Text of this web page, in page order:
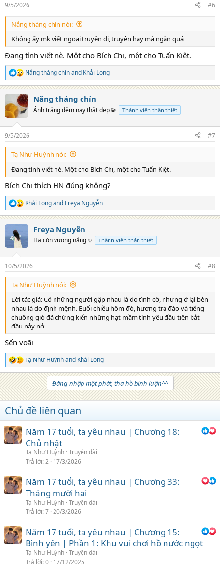
s
:
9/5/2026 #6
Nắng tháng chín nói:
Không ấy mk viết ngoại truyện đi, truyện hay mà ngắn quá
Đang tính viết nè. Một cho Bích Chi, một cho Tuấn Kiệt.
R
e
t
i
s
:
Nắng tháng chínand Khải Long
Nắng tháng chín
Ánh trăng đêm nay thật đẹp 💫 Thành viên thân thiết
9/5/2026 #7
Tạ Như Huỳnh nói:
Đang tính viết nè. Một cho Bích Chi, một cho Tuấn Kiệt.
Bích Chi thích HN đúng không?
R
e
t
s
:
Khải Longand Freya Nguyễn
Freya Nguyễn
Hạ còn vương nắng ✨ Thành viên thân thiết
10/5/2026 #8
Tạ Như Huỳnh nói:
Lời tác giả: Có những người gặp nhau là do tình cờ, nhưng ở lại bên
nhau là do định mệnh. Buổi chiều hôm đó, hương trà đào và tiếng
chuông gió đã chứng kiến những hạt mầm tình yêu đầu tiên bắt
đầu nảy nở.
Sến voãi
R
e
a
c
t
i
o
s
:
Tạ Như Huỳnhand Khải Long
Đăng nhập một phát, tha hồ bình luận^^
Chủ đề liên quan
Năm 17 tuổi, ta yêu nhau | Chương 18:
Chủ nhật
Tạ Như Huỳnh Truyện dài
Trả lời 2 17/3/2026
Năm 17 tuổi, ta yêu nhau | Chương 33:
Tháng mười hai
Tạ Như Huỳnh Truyện dài
Trả lời 7 20/3/2026
Năm 17 tuổi, ta yêu nhau | Chương 15:
Bình yên | Phần 1: Khu vui chơi hồ nước ngọt
Tạ Như Huỳnh Truyện dài
Trả lời 0 17/12/2025